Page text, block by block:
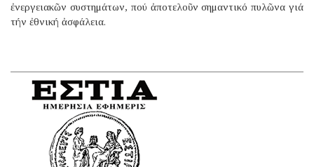
ἐνεργειακῶν συστημάτων, πού ἀποτελοῦν σημαντικό πυλῶνα γιά
τήν ἐθνική ἀσφάλεια.